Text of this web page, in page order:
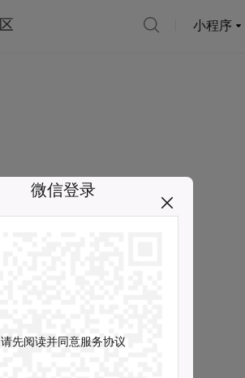
小程序
微信登录
请先阅读并同意服务协议